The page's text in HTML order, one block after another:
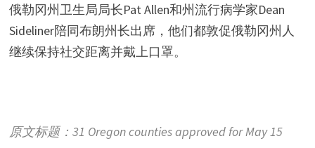
俄勒冈州卫生局局长Pat Allen和州流行病学家Dean
Sideliner陪同布朗州长出席，他们都敦促俄勒冈州人
继续保持社交距离并戴上口罩。
原文标题：31 Oregon counties approved for May 15